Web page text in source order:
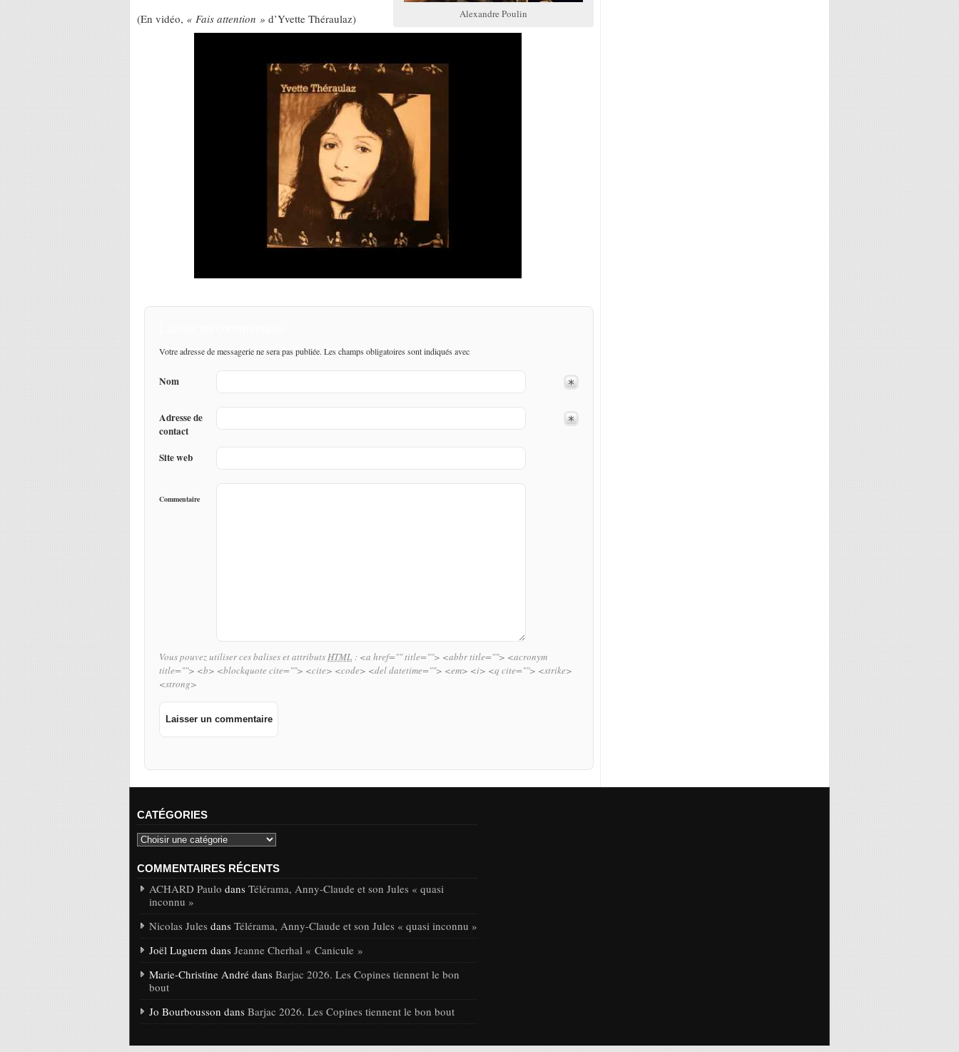
Alexandre Poulin
(En vidéo, « Fais attention » d’Yvette Théraulaz)
Votre adresse de messagerie ne sera pas publiée. Les champs obligatoires sont indiqués avec
Nom
Adresse de
contact
Site web
Commentaire
Vous pouvez utiliser ces balises et attributsHTML : <a href="" title=""> <abbr title=""> <acronym
title=""> <b> <blockquote cite=""> <cite> <code> <del datetime=""> <em> <i> <q cite=""> <strike>
<strong>
CATÉGORIES
COMMENTAIRES RÉCENTS
ACHARD Paulo dans Télérama, Anny-Claude et son Jules « quasi
inconnu »
Nicolas Jules dans Télérama, Anny-Claude et son Jules « quasi inconnu »
Joël Luguern dans Jeanne Cherhal « Canicule »
Marie-Christine André dans Barjac 2026. Les Copines tiennent le bon
bout
Jo Bourbousson dans Barjac 2026. Les Copines tiennent le bon bout